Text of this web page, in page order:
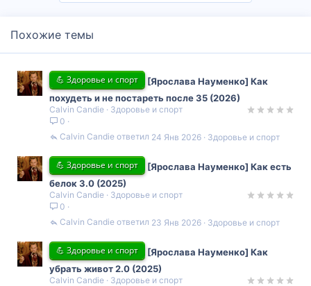
Похожие темы
💪 Здоровье и спорт
[Ярослава Науменко] Как
похудеть и не постареть после 35 (2026)
Calvin Candie
Здоровье и спорт
0
Здоровье и спорт
24 Янв 2026
Calvin Candie
💪 Здоровье и спорт
[Ярослава Науменко] Как есть
белок 3.0 (2025)
Calvin Candie
Здоровье и спорт
0
Здоровье и спорт
23 Янв 2026
Calvin Candie
💪 Здоровье и спорт
[Ярослава Науменко] Как
убрать живот 2.0 (2025)
Calvin Candie
Здоровье и спорт